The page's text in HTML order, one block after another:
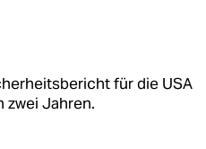
für die USA
zwei Jahren.